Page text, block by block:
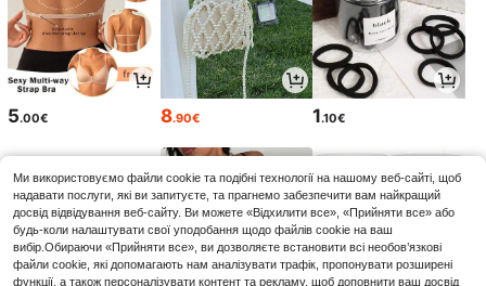
5.00€ 8.90€ 1.10€
Ми використовуємо файли cookie та подібні технології на нашому веб-сайті, щоб
надавати послуги, які ви запитуєте, та прагнемо забезпечити вам найкращий
досвід відвідування веб-сайту. Ви можете «Відхилити все», «Прийняти все» або
будь-коли налаштувати свої уподобання щодо файлів cookie на ваш
вибір.Обираючи «Прийняти все», ви дозволяєте встановити всі необов’язкові
файли cookie, які допомагають нам аналізувати трафік, пропонувати розширені
функції, а також персоналізувати контент та рекламу, щоб доповнити ваш досвід